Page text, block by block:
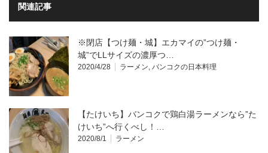
関連記事
※閉店【つけ麺・城】エカマイの”つけ麺・
城”でLLサイズの濃厚つ…
2020/4/28 ラーメン, バンコクの日本料理
【たけいち】バンコクで鶏白湯ラーメンなら”た
けいち”へ行くべし！…
2020/8/1 ラーメン